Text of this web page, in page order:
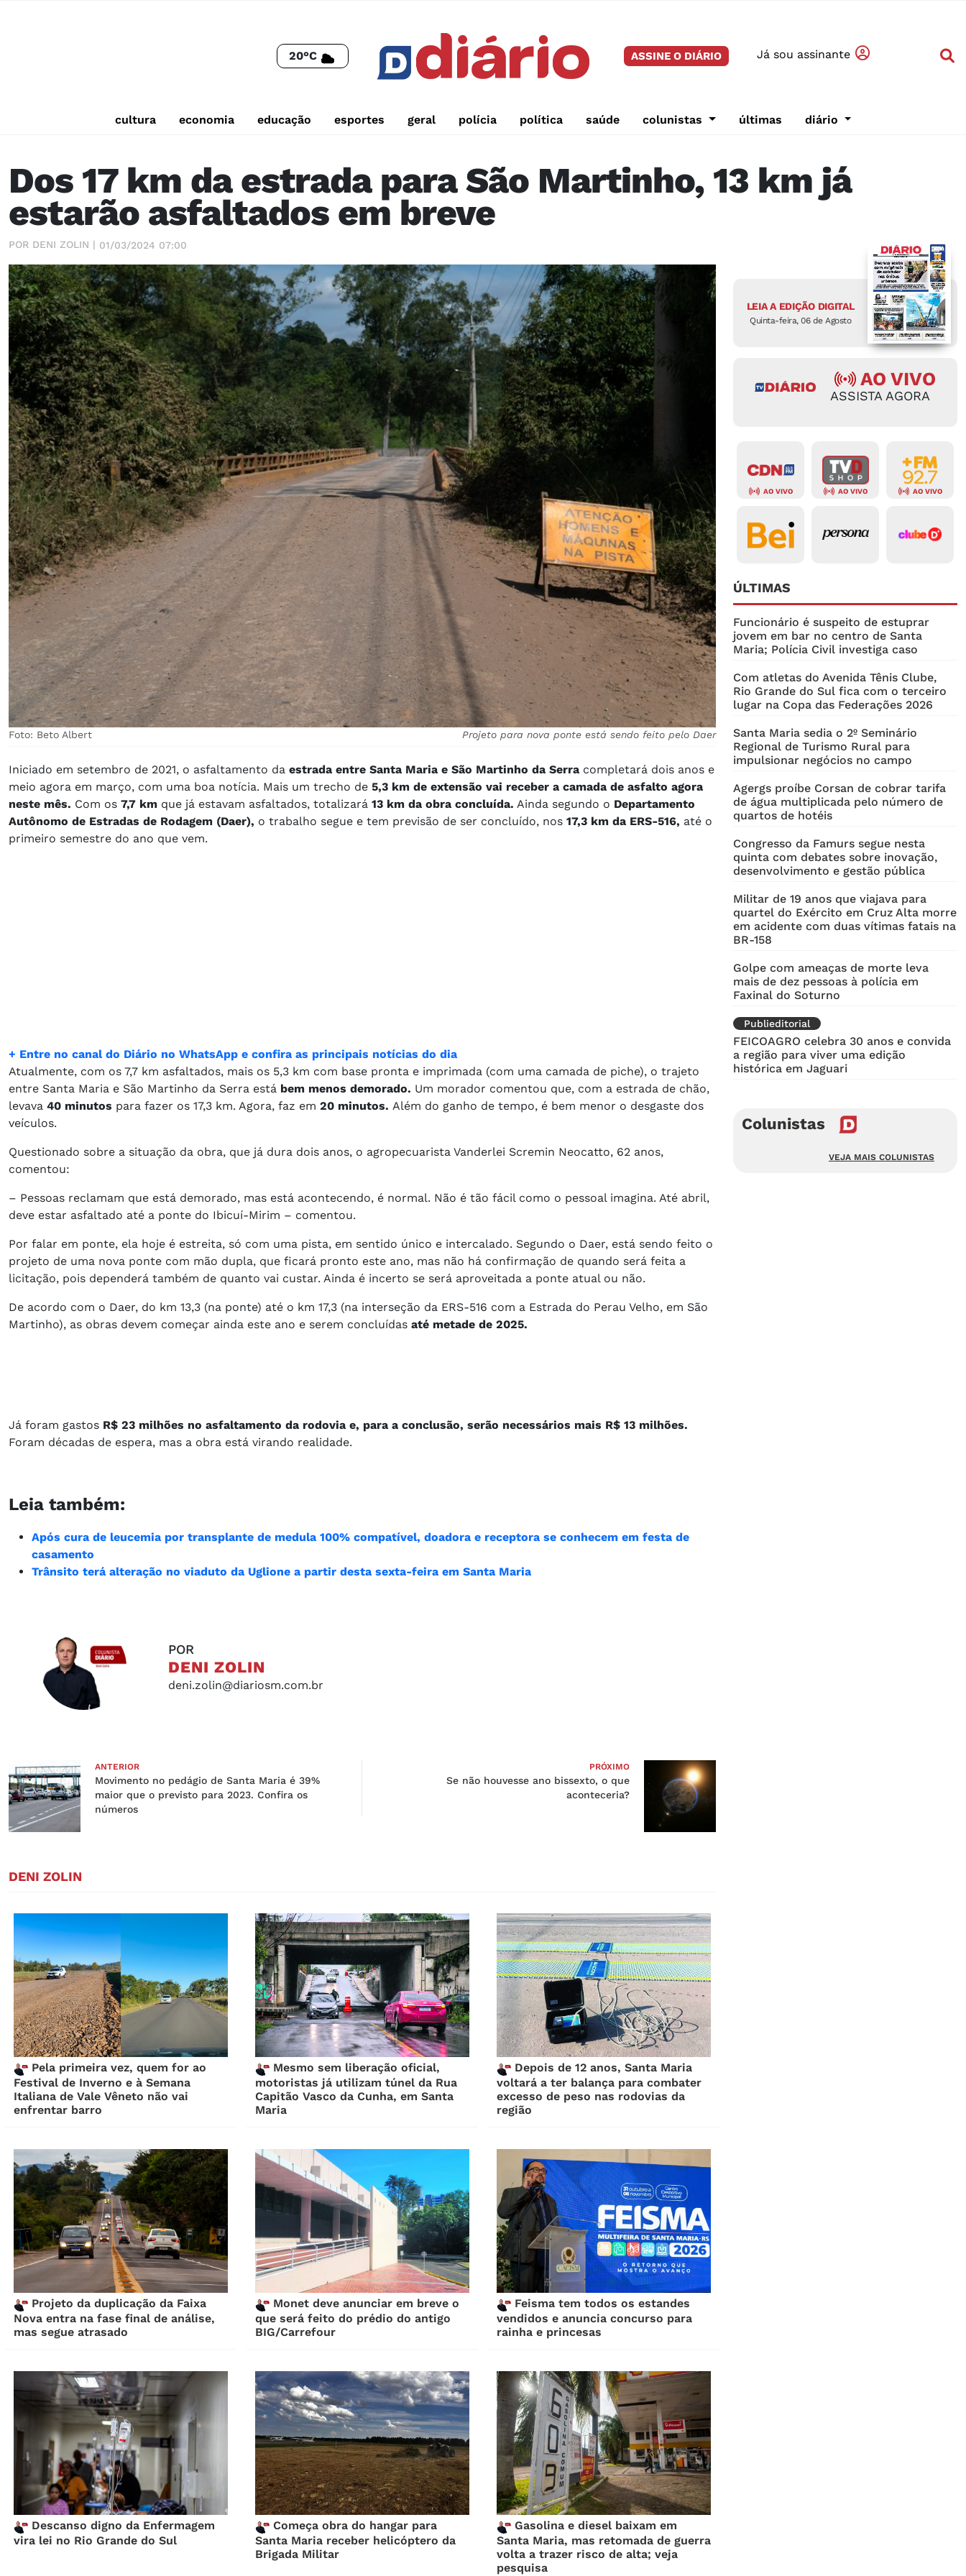
20°C ASSINE O DIÁRIO Já sou assinante
cultura economia educação esportes geral polícia política saúde colunistas últimas diário
Dos 17 km da estrada para São Martinho, 13 km já
estarão asfaltados em breve
POR DENI ZOLIN | 01/03/2024 07:00
Foto: Beto Albert Projeto para nova ponte está sendo feito pelo Daer
Iniciado em setembro de 2021, o asfaltamento da estrada entre Santa Maria e São Martinho da Serra completará dois anos e
meio agora em março, com uma boa notícia. Mais um trecho de 5,3 km de extensão vai receber a camada de asfalto agora
neste mês. Com os 7,7 km que já estavam asfaltados, totalizará 13 km da obra concluída. Ainda segundo o Departamento
Autônomo de Estradas de Rodagem (Daer), o trabalho segue e tem previsão de ser concluído, nos 17,3 km da ERS-516, até o
primeiro semestre do ano que vem.
+ Entre no canal do Diário no WhatsApp e confira as principais notícias do dia
Atualmente, com os 7,7 km asfaltados, mais os 5,3 km com base pronta e imprimada (com uma camada de piche), o trajeto
entre Santa Maria e São Martinho da Serra está bem menos demorado. Um morador comentou que, com a estrada de chão,
levava 40 minutos para fazer os 17,3 km. Agora, faz em 20 minutos. Além do ganho de tempo, é bem menor o desgaste dos
veículos.
Questionado sobre a situação da obra, que já dura dois anos, o agropecuarista Vanderlei Scremin Neocatto, 62 anos,
comentou:
– Pessoas reclamam que está demorado, mas está acontecendo, é normal. Não é tão fácil como o pessoal imagina. Até abril,
deve estar asfaltado até a ponte do Ibicuí-Mirim – comentou.
Por falar em ponte, ela hoje é estreita, só com uma pista, em sentido único e intercalado. Segundo o Daer, está sendo feito o
projeto de uma nova ponte com mão dupla, que ficará pronto este ano, mas não há confirmação de quando será feita a
licitação, pois dependerá também de quanto vai custar. Ainda é incerto se será aproveitada a ponte atual ou não.
De acordo com o Daer, do km 13,3 (na ponte) até o km 17,3 (na interseção da ERS-516 com a Estrada do Perau Velho, em São
Martinho), as obras devem começar ainda este ano e serem concluídas até metade de 2025.
Já foram gastos R$ 23 milhões no asfaltamento da rodovia e, para a conclusão, serão necessários mais R$ 13 milhões.
Foram décadas de espera, mas a obra está virando realidade.
Leia também:
Após cura de leucemia por transplante de medula 100% compatível, doadora e receptora se conhecem em festa de
casamento
Trânsito terá alteração no viaduto da Uglione a partir desta sexta-feira em Santa Maria
POR
DENI ZOLIN
deni.zolin@diariosm.com.br
ANTERIOR
Movimento no pedágio de Santa Maria é 39%
maior que o previsto para 2023. Confira os
números
PRÓXIMO
Se não houvesse ano bissexto, o que
aconteceria?
DENI ZOLIN
Pela primeira vez, quem for ao
Festival de Inverno e à Semana
Italiana de Vale Vêneto não vai
enfrentar barro
Mesmo sem liberação oficial,
motoristas já utilizam túnel da Rua
Capitão Vasco da Cunha, em Santa
Maria
Depois de 12 anos, Santa Maria
voltará a ter balança para combater
excesso de peso nas rodovias da
região
Projeto da duplicação da Faixa
Nova entra na fase final de análise,
mas segue atrasado
Monet deve anunciar em breve o
que será feito do prédio do antigo
BIG/Carrefour
Feisma tem todos os estandes
vendidos e anuncia concurso para
rainha e princesas
Descanso digno da Enfermagem
vira lei no Rio Grande do Sul
Começa obra do hangar para
Santa Maria receber helicóptero da
Brigada Militar
Gasolina e diesel baixam em
Santa Maria, mas retomada de guerra
volta a trazer risco de alta; veja
pesquisa
LEIA A EDIÇÃO DIGITAL
Quinta-feira, 06 de Agosto
AO VIVO
ASSISTA AGORA
AO VIVO AO VIVO AO VIVO
ÚLTIMAS
Funcionário é suspeito de estuprar
jovem em bar no centro de Santa
Maria; Polícia Civil investiga caso
Com atletas do Avenida Tênis Clube,
Rio Grande do Sul fica com o terceiro
lugar na Copa das Federações 2026
Santa Maria sedia o 2º Seminário
Regional de Turismo Rural para
impulsionar negócios no campo
Agergs proíbe Corsan de cobrar tarifa
de água multiplicada pelo número de
quartos de hotéis
Congresso da Famurs segue nesta
quinta com debates sobre inovação,
desenvolvimento e gestão pública
Militar de 19 anos que viajava para
quartel do Exército em Cruz Alta morre
em acidente com duas vítimas fatais na
BR-158
Golpe com ameaças de morte leva
mais de dez pessoas à polícia em
Faxinal do Soturno
Publieditorial
FEICOAGRO celebra 30 anos e convida
a região para viver uma edição
histórica em Jaguari
Colunistas
VEJA MAIS COLUNISTAS